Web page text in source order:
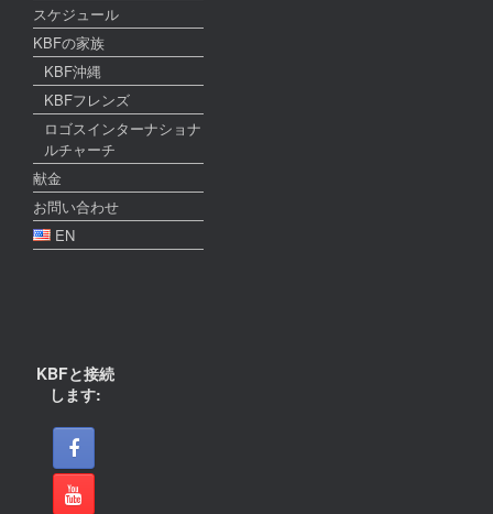
スケジュール
KBFの家族
KBF沖縄
KBFフレンズ
ロゴスインターナショナ
ルチャーチ
献金
お問い合わせ
EN
KBFと接続
します: